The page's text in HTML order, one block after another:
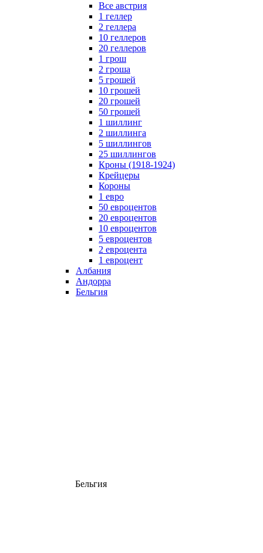
Все австрия
1 геллер
2 геллера
10 геллеров
20 геллеров
1 грош
2 гроша
5 грошей
10 грошей
20 грошей
50 грошей
1 шиллинг
2 шиллинга
5 шиллингов
25 шиллингов
Кроны (1918-1924)
Крейцеры
Короны
1 евро
50 евроцентов
20 евроцентов
10 евроцентов
5 евроцентов
2 евроцента
1 евроцент
Албания
Андорра
Бельгия
Бельгия